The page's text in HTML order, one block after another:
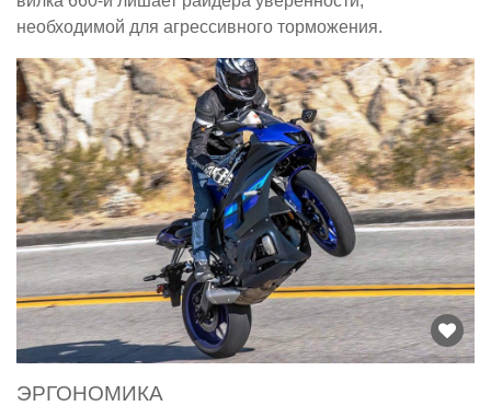
необходимой для агрессивного торможения.
ЭРГОНОМИКА